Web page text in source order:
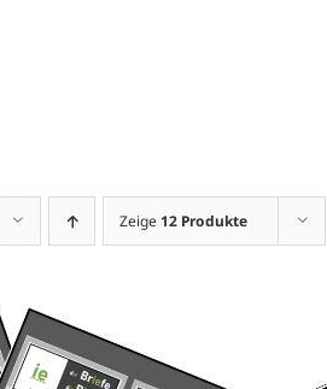
Zeige 12 Produkte